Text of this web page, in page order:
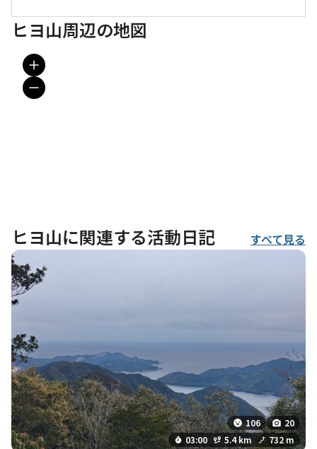
ヒヨ山周辺の地図
ヒヨ山に関連する活動日記 すべて見る
106
20
03:00
5.4 km 732 m